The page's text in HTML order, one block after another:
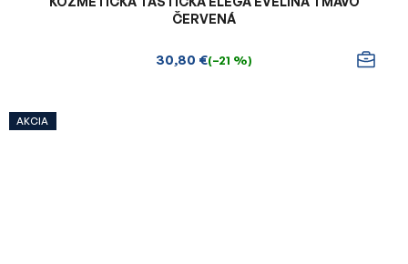
ČERVENÁ
30,80 €(–21 %)
AKCIA